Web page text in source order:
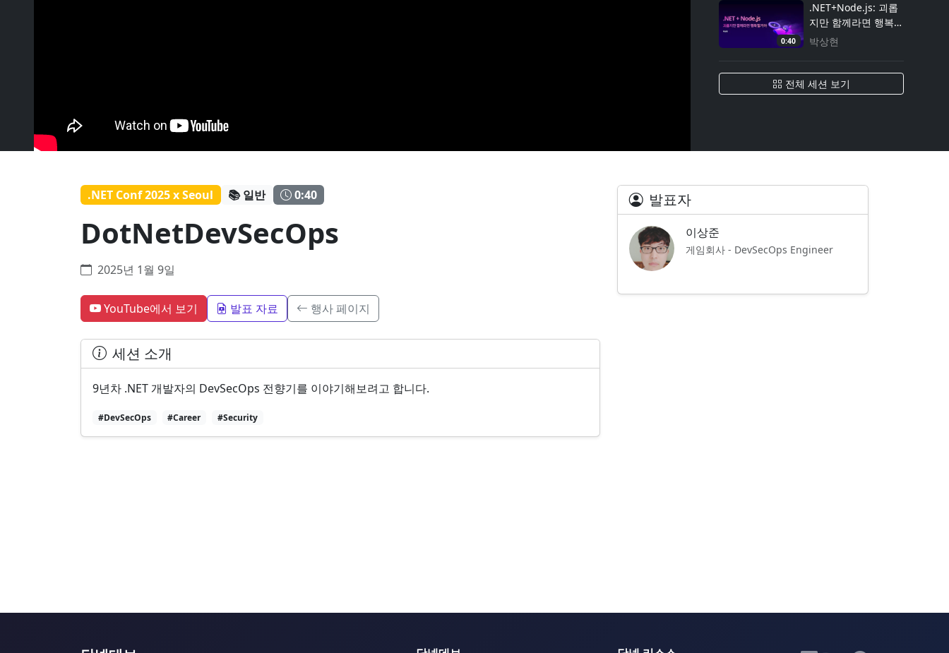
0:40
.NET+Node.js: 괴롭
지만 함께라면 행복할
거야
박상현
전체 세션 보기
.NET Conf 2025 x Seoul 📚 일반 0:40
DotNetDevSecOps
2025년 1월 9일
YouTube에서 보기 발표 자료 행사 페이지
세션 소개
9년차 .NET 개발자의 DevSecOps 전향기를 이야기해보려고 합니다.
#DevSecOps #Career #Security
발표자
이상준
게임회사 - DevSecOps Engineer